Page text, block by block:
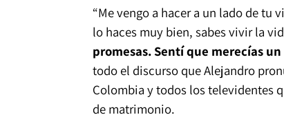
“Me vengo a hacer a un lado de
lo haces muy bien, sabes vivir la
promesas. Sentí que merecías
todo el discurso que Alejandro
Colombia y todos los televidentes
de matrimonio.